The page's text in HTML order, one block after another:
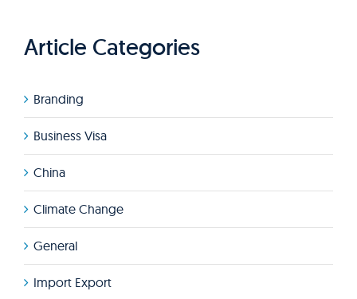
Article Categories
Branding
Business Visa
China
Climate Change
General
Import Export